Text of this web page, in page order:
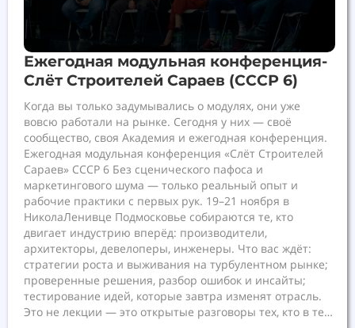
Ежегодная модульная конференция-
Слёт Строителей Сараев (СССР 6)
Когда вы только задумывались о модулях, они уже
вовсю работали на рынке. Сегодня у них — своё
сообщество, своя Академия и ежегодная конференция.
Ежегодная модульная конференция «Слёт Строителей
Сараев» СССР 6 Без сценического пафоса и
маркетингового шума — только реальный опыт и
рабочие практики с первых рук. 19–21 ноября в
НиколаЛенивце Подмосковье собираются те, кто
двигает индустрию вперёд: производители,
архитекторы, девелоперы, инженеры. Что вас ждёт:
стратегии роста и выживания на турбулентном рынке;
проверенные решения, разбор ошибок и инсайты;
тестирование идей, которые завтра изменят отрасль.
Это не лекции — это открытые разговоры тех, кто в те…